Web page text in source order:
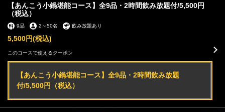
【あんこう小鍋堪能コース】全9品・2時間飲み放題付/5,500円
（税込）
9品 2 ～50名 飲み放題あり
5,500円(税込)
このコースで使えるクーポン
【あんこう小鍋堪能コース】全9品・2時間飲み放題
付/5,500円（税込）